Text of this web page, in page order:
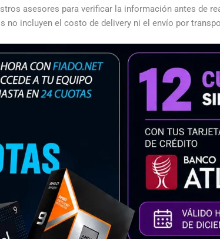
asesores para verificar la información antes de
no incluyen el costo de delivery ni el envío por